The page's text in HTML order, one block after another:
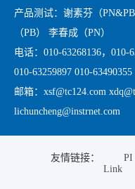
产品测试：谢素芬（
（PB） 李春成（PN）
电话：010-63268136，010-
010-63259897 010-63490355
邮箱：xsf@tc124.com
lichuncheng@instrnet.com
友情链接： PI
Link